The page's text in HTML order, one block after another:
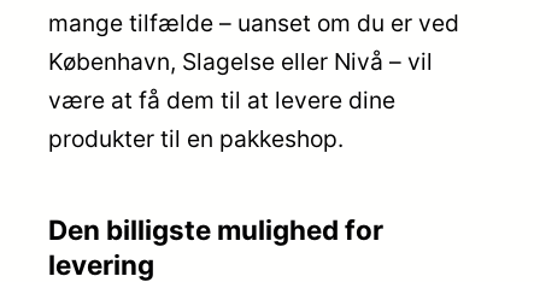
mange tilfælde – uanset om du er ved
København, Slagelse eller Nivå – vil
være at få dem til at levere dine
produkter til en pakkeshop.
Den billigste mulighed for
levering